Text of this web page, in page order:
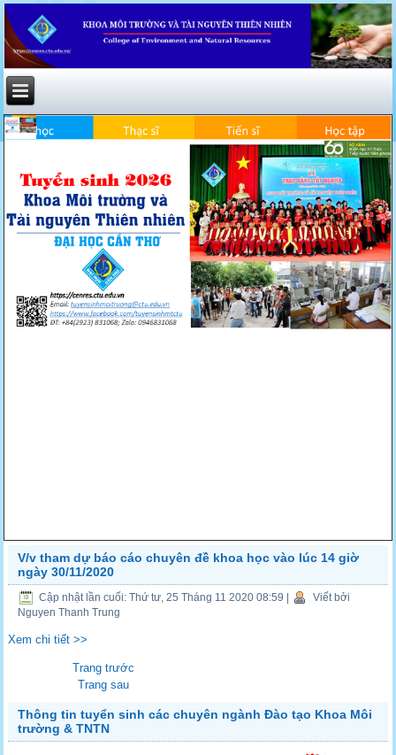
V/v tham dự báo cáo chuyên đề khoa học vào lúc 14 giờ
ngày 30/11/2020
Cập nhật lần cuối: Thứ tư, 25 Tháng 11 2020 08:59
Viết bởi
Nguyen Thanh Trung
Xem chi tiết >>
Trang trước
Trang sau
Thông tin tuyển sinh các chuyên ngành Đào tạo Khoa Môi
trường & TNTN